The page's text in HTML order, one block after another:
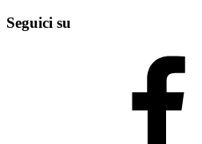
Seguici su